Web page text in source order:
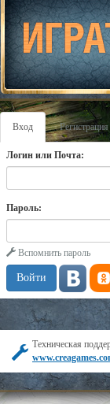
Вход Регистрация
Логин или Почта:
Пароль:
Вспомнить пароль
Техническая